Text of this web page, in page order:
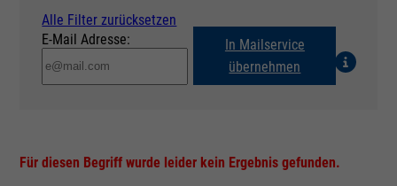
Alle Filter zurücksetzen
E-Mail Adresse:
In Mailservice
übernehmen
Für diesen Begriff wurde leider kein Ergebnis gefunden.